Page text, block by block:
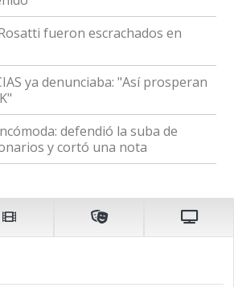
fueron escrachados en
ya denunciaba: "Así prosperan
defendió la suba de
y cortó una nota